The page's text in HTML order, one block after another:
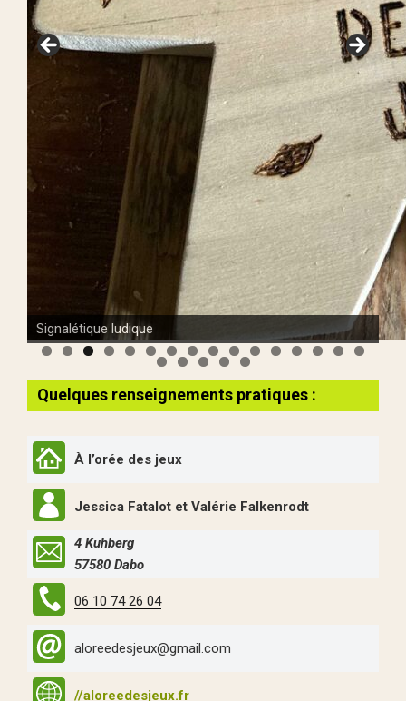
Signalétique ludique
Quelques renseignements pratiques :
À l’orée des jeux
Jessica Fatalot et Valérie Falkenrodt
4 Kuhberg
57580 Dabo
06 10 74 26 04
aloreedesjeux@gmail.com
//aloreedesjeux.fr